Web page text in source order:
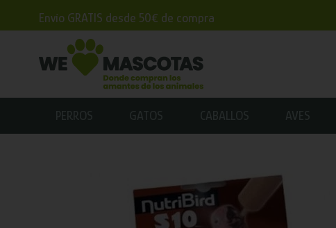
Envío GRATIS desde 50€ de compra
PERROS GATOS CABALLOS AVES